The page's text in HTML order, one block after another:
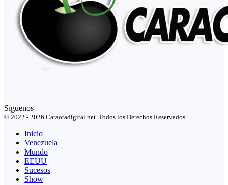
Síguenos
© 2022 - 2026 Caraotadigital.net. Todos los Derechos Reservados.
Inicio
Venezuela
Mundo
EEUU
Sucesos
Show